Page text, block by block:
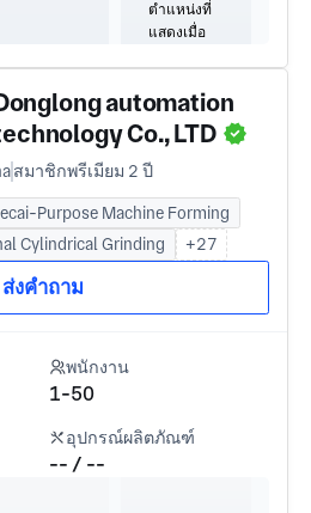
automation
Co., LTD
สมาชิกพรีเมียม 2 ปี
Purpose Machine Forming
Cylindrical Grinding +27
ส่งคำถาม
พนักงาน
1-50
อุปกรณ์ผลิตภัณฑ์
-- / --